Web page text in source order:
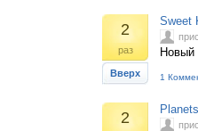
2
раз
Вверх
Sweet
Новый
1
2